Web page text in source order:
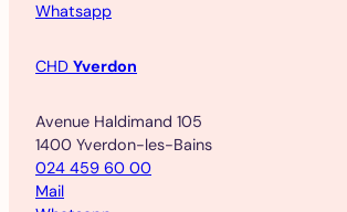
Whatsapp
CHD Yverdon
Avenue Haldimand 105
1400 Yverdon-les-Bains
024 459 60 00
Mail